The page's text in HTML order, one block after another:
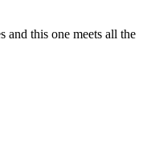
this one meets all the